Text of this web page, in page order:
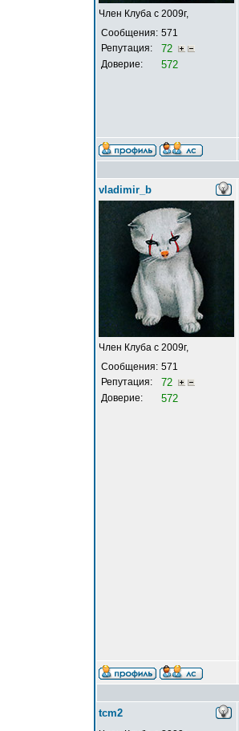
Член Клуба с 2009г,
Сообщения: 571
Репутация:
72
Доверие: 572
vladimir_b
Член Клуба с 2009г,
Сообщения: 571
Репутация:
72
Доверие: 572
tcm2